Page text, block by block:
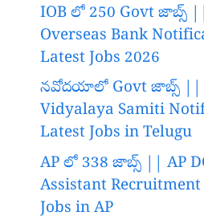
IOB లో 250 Govt జాబ్స్
Overseas Bank
Latest Jobs 2026
నవోదయాలో Govt జాబ్స్ ||
Vidyalaya Samiti
Latest Jobs in Telugu
AP లో 338 జాబ్స్ || AP
Assistant
Jobs in AP